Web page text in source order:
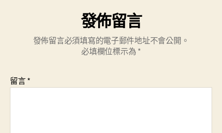
發佈留言
發佈留言必須填寫的電子郵件地址不會公開。
必填欄位標示為 *
留言*